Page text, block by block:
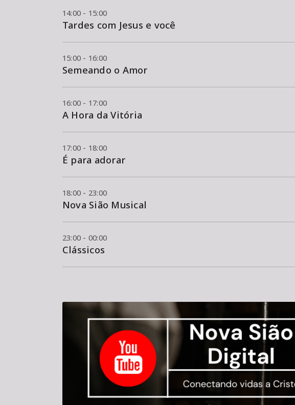
14:00 - 15:00
Tardes com Jesus e você
15:00 - 16:00
Semeando o Amor
16:00 - 17:00
A Hora da Vitória
17:00 - 18:00
É para adorar
18:00 - 23:00
Nova Sião Musical
23:00 - 00:00
Clássicos